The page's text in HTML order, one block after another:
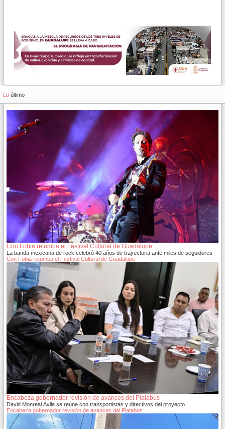
Lo último
Con Fobia retumba el Festival Cultural de Guadalupe
La banda mexicana de rock celebró 40 años de trayectoria ante miles de seguidores
Con Fobia retumba el Festival Cultural de Guadalupe
Encabeza gobernador revisión de avances del Platabús
David Monreal Ávila se reúne con transportistas y directivos del proyecto
Encabeza gobernador revisión de avances del Platabús